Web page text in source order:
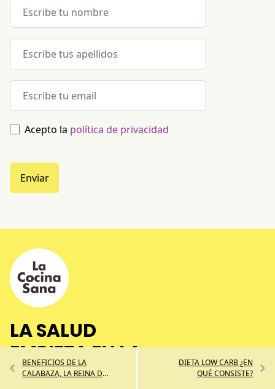
BENEFICIOS DE LA
CALABAZA, LA REINA DEL
DIETA LOW CARB ¿EN
QUÉ CONSISTE?
Acepto la política de privacidad
Enviar
LA SALUD
EMPIEZA EN LA
COCINA